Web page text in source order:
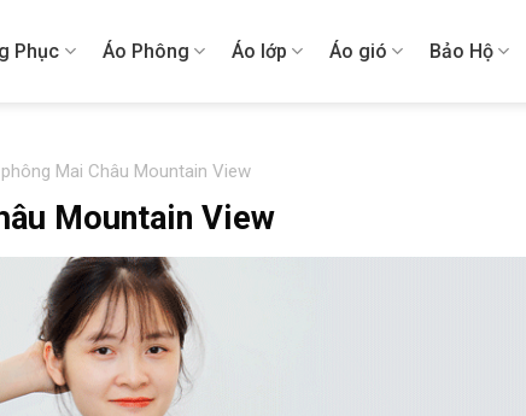
Phục Áo Phông Áo lớp Áo gió Bảo Hộ
Mai Châu Mountain View
Mountain View